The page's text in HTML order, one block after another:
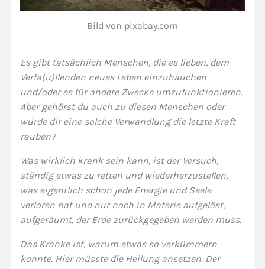
Bild von pixabay.com
Es gibt tatsächlich Menschen, die es lieben, dem
Verfa(u)llenden neues Leben einzuhauchen
und/oder es für andere Zwecke umzufunktionieren.
Aber gehörst du auch zu diesen Menschen oder
würde dir eine solche Verwandlung die letzte Kraft
rauben?
Was wirklich krank sein kann, ist der Versuch,
ständig etwas zu retten und wiederherzustellen,
was eigentlich schon jede Energie und Seele
verloren hat und nur noch in Materie aufgelöst,
aufgeräumt, der Erde zurückgegeben werden muss.
Das Kranke ist, warum etwas so verkümmern
konnte. Hier müsste die Heilung ansetzen. Der